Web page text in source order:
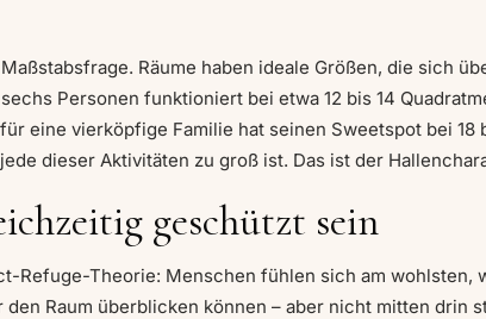
Räume haben ideale Größen, die sich
Personen funktioniert bei etwa 12 bis 14
eine vierköpfige Familie hat seinen Sweetspot bei 18
dieser Aktivitäten zu groß ist. Das ist der
geschützt sein
Refuge-Theorie: Menschen fühlen sich am
Raum überblicken können – aber nicht mitten drin